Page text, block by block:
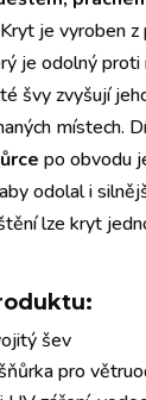
Kryt je vyroben z
je odolný proti
švy zvyšují
místech.
po obvodu
odolal i
lze kryt
šev
pro